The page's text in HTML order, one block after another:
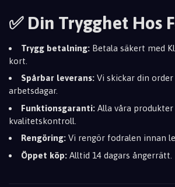
✅ Din Trygghet Hos
Trygg betalning: Betala säkert med
kort.
Spårbar leverans: Vi skickar din
arbetsdagar.
Funktionsgaranti: Alla våra
kvalitetskontroll.
Rengöring: Vi rengör fodralen innan
Öppet köp: Alltid 14 dagars ångerrätt.